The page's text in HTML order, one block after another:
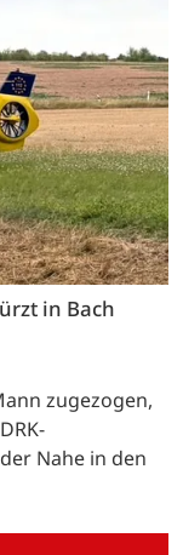
in Bach
zugezogen,
Nahe in den